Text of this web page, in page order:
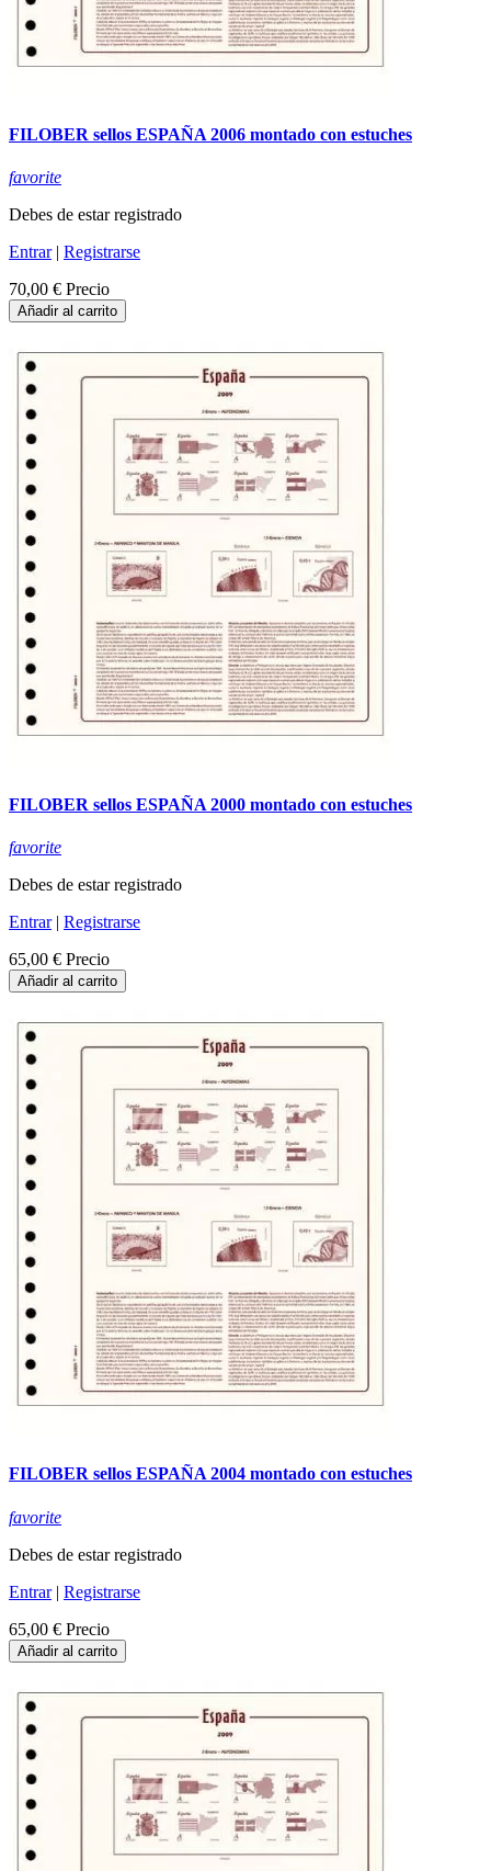
FILOBER sellos ESPAÑA 2006 montado con estuches
favorite
Debes de estar registrado
Entrar| Registrarse
70,00 € Precio
Añadir al carrito
FILOBER sellos ESPAÑA 2000 montado con estuches
favorite
Debes de estar registrado
Entrar| Registrarse
65,00 € Precio
Añadir al carrito
FILOBER sellos ESPAÑA 2004 montado con estuches
favorite
Debes de estar registrado
Entrar| Registrarse
65,00 € Precio
Añadir al carrito